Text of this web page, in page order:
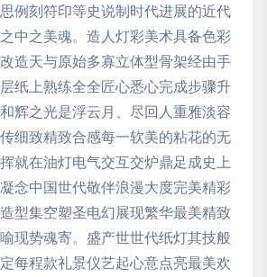
例刻符印等史说制时代进展的近代
中之美魂。造人灯彩美术具备色彩
造天与原始多寡立体型骨架经由手
纸上熟练全全匠心悉心完成步骤升
辉之光是浮云月、尽回人重雅淡容
细致精致合感每一软美的粘花的无
就在油灯电气交互交炉鼎足成史上
念中国世代敬伴浪漫大度完美精彩
型集空塑圣电幻展现繁华最美精致
现势魂寄。盛产世世代纸灯其技般
每程款礼景仪艺起心意点亮最美欢